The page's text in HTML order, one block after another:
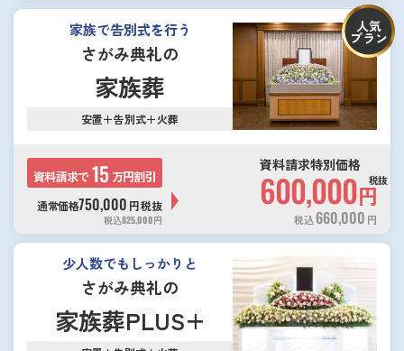
家族で告別式を行う
さがみ典礼の
家族葬
安置＋告別式＋火葬
人気
プラン
資料請求で15 万円割引
通常価格750,000 円税抜
税込825,000円
資料請求特別価格
600,000円
税抜
税込660,000 円
少人数でもしっかりと
さがみ典礼の
家族葬PLUS+